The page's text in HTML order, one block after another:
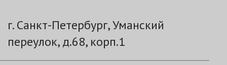
г. Санкт-Петербург, Уманский
переулок, д.68, корп.1